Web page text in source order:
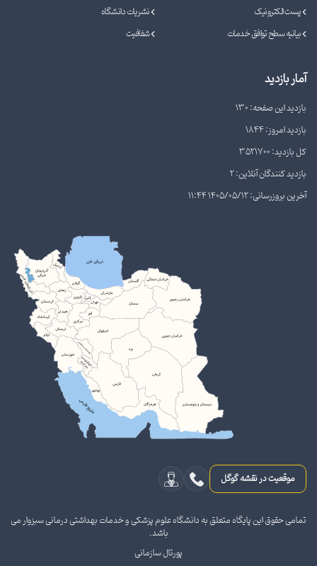
پست الکترونیک
نشریات دانشگاه
بیانیه سطح توافق خدمات
شفافیت
آمار بازدید
بازدید این صفحه: 130
بازدید امروز: 1844
کل بازدید: 3521700
بازدید کنندگان آنلاین: 2
آخرین بروزرسانی: 1405/05/12 11:44
موقعیت در نقشه گوگل
تمامی حقوق این پایگاه متعلق به دانشگاه علوم پزشکی و خدمات بهداشتی درمانی سبزوار می
باشد.
پورتال سازمانی